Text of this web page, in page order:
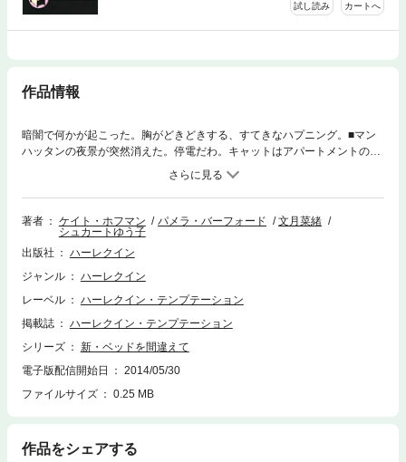
試し読み カートへ
作品情報
暗闇で何かが起こった。胸がどきどきする、すてきなハプニング。■マン
ハッタンの夜景が突然消えた。停電だわ。キャットはアパートメントの一
室で、ある人物を待っていた。二十年ほど前に一度会ったことのある、親
友のいとこのグレッグ。これまで結婚したいと思う男性は現れなかった
が、子供は欲しかった。そこで妊娠するために一夜を過ごす相手として彼
を選んだのだ。「待たせて悪かったね」部屋は暗く、月明かりだけが彼の
姿をぼんやり浮かび上がらせる。キャットの心臓が期待と不安に高鳴っ
た。いよいよだわ……。グレッグはめまいがするほどの激しさで、彼女の
いった。ところが翌日、とんでもない事実が判明する。昨夜グレッグはニ
ューヨークに到着していなかったのだ！どういうこと？ 私がベッドを共
著者 ケイト・ホフマン パメラ・バーフォード
文月菜緒
シュカートゆう子
出版社
ハーレクイン
ジャンル
ハーレクイン
レーベル
ハーレクイン・テンプテーション
掲載誌
ハーレクイン・テンプテーション
シリーズ
新・ベッドを間違えて
電子版配信開始日
2014/05/30
ファイルサイズ
0.25 MB
作品をシェアする